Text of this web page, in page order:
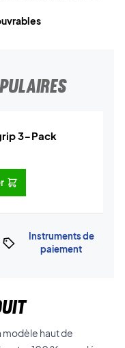
3-Pack
Instruments de
paiement
modèle haut de